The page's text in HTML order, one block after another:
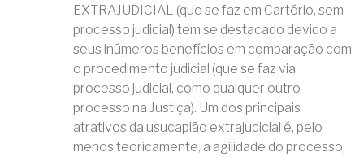
EXTRAJUDICIAL (que se faz em Cartório, sem
processo judicial) tem se destacado devido a
seus inúmeros benefícios em comparação com
o procedimento judicial (que se faz via
processo judicial, como qualquer outro
processo na Justiça). Um dos principais
atrativos da usucapião extrajudicial é, pelo
menos teoricamente, a agilidade do processo,